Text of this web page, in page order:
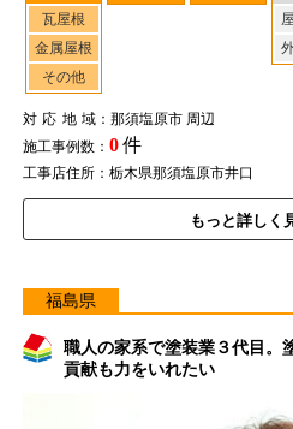
瓦屋根
金属屋根
その他
対応地域：那須塩原市 周辺
施工事例数： 0件
工事店住所：栃木県那須塩原市井口
もっと詳しく
福島県
職人の家系で塗装業３代目。
貢献も力をいれたい